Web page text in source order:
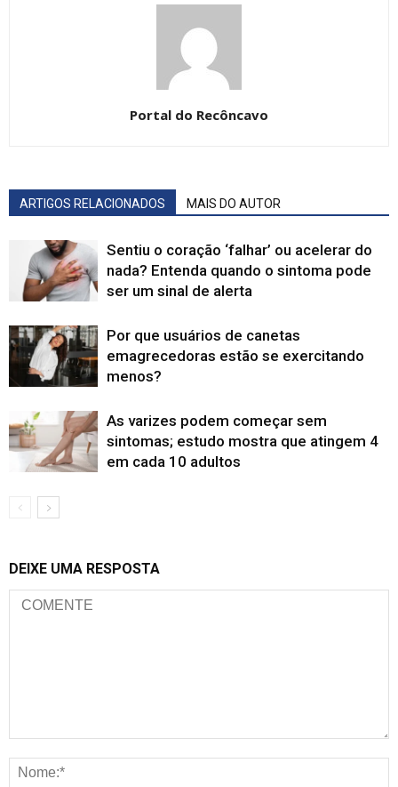
Portal do Recôncavo
ARTIGOS RELACIONADOS MAIS DO AUTOR
Sentiu o coração ‘falhar’ ou acelerar do
nada? Entenda quando o sintoma pode
ser um sinal de alerta
Por que usuários de canetas
emagrecedoras estão se exercitando
menos?
As varizes podem começar sem
sintomas; estudo mostra que atingem 4
em cada 10 adultos
DEIXE UMA RESPOSTA